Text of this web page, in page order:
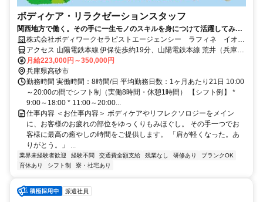
ボディケア・リラクゼーションスタッフ
関西地方で働く。その手に一生モノのスキルを身につけて活躍してみま
せんか。
株式会社ボディワークセラピストエージェンシー ラフィネ イオン
高砂店
アクセス 山陽電鉄本線 伊保徒歩約19分、山陽電鉄本線 荒井（兵庫
県）徒歩約20分、ＪＲ山陽本線 宝殿南口徒歩約24分 最寄駅：伊丹駅
月給223,000円～350,000円
兵庫県高砂市
勤務時間 実働時間：8時間/日 平均勤務日数：1ヶ月あたり21日 10:00
～20:00の間でシフト制（実働8時間・休憩1時間） 【シフト例】 *
9:00～18:00 * 11:00～20:00...
仕事内容 ＜お仕事内容＞ ボディケアやリフレクソロジーをメイン
に、お客様のお疲れの部位をゆっくりもみほぐし。 その手一つでお
客様に最高の癒やしの時間をご提供します。 「肩が軽くなった。あ
りがとう。」 ...
業界未経験者歓迎 経験不問 交通費全額支給 残業なし 研修あり
ブランクOK
育休あり
シフト制 寮・社宅あり
派遣社員